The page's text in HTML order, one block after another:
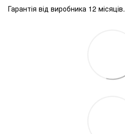
Гарантія від виробника 12 місяців.